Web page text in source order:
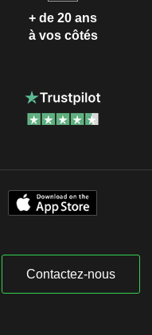
+ de 20 ans
à vos côtés
Contactez-nous